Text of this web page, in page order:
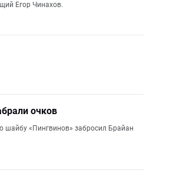
Егор Чинахов.
очков
шайбу «Пингвинов» забросил Брайан